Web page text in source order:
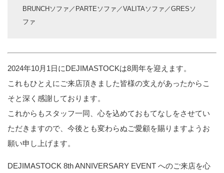
BRUNCHソファ／PARTEソファ／VALITAソファ／GRESソ
ファ
2024年10月1日にDEJIMASTOCKは8周年を迎えます。
これもひとえにご来店頂きました皆様の支えがあったからこ
そと深く感謝しております。
これからもスタッフ一同、心を込めておもてなしをさせてい
ただきますので、今後とも変わらぬご愛顧を賜りますようお
願い申し上げます。
DEJIMASTOCK 8th ANNIVERSARY EVENT へのご来店を心